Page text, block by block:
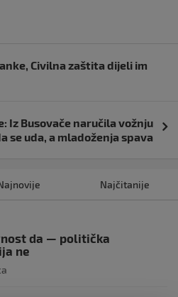
Civilna zaštita dijeli im
Iz Busovače naručila vožnju
se uda, a mladoženja spava
Najčitanije
da — politička
ne